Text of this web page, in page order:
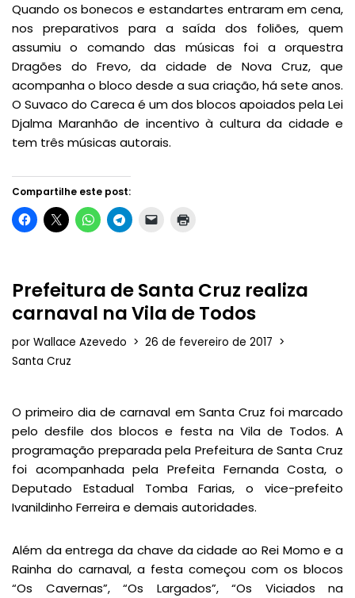
Quando os bonecos e estandartes entraram em cena,
nos preparativos para a saída dos foliões, quem
assumiu o comando das músicas foi a orquestra
Dragões do Frevo, da cidade de Nova Cruz, que
acompanha o bloco desde a sua criação, há sete anos.
O Suvaco do Careca é um dos blocos apoiados pela Lei
Djalma Maranhão de incentivo à cultura da cidade e
tem três músicas autorais.
Compartilhe este post:
Prefeitura de Santa Cruz realiza
carnaval na Vila de Todos
por Wallace Azevedo
26 de fevereiro de 2017
Santa Cruz
O primeiro dia de carnaval em Santa Cruz foi marcado
pelo desfile dos blocos e festa na Vila de Todos. A
programação preparada pela Prefeitura de Santa Cruz
foi acompanhada pela Prefeita Fernanda Costa, o
Deputado Estadual Tomba Farias, o vice-prefeito
Ivanildinho Ferreira e demais autoridades.
Além da entrega da chave da cidade ao Rei Momo e a
Rainha do carnaval, a festa começou com os blocos
“Os Cavernas”, “Os Largados”, “Os Viciados na